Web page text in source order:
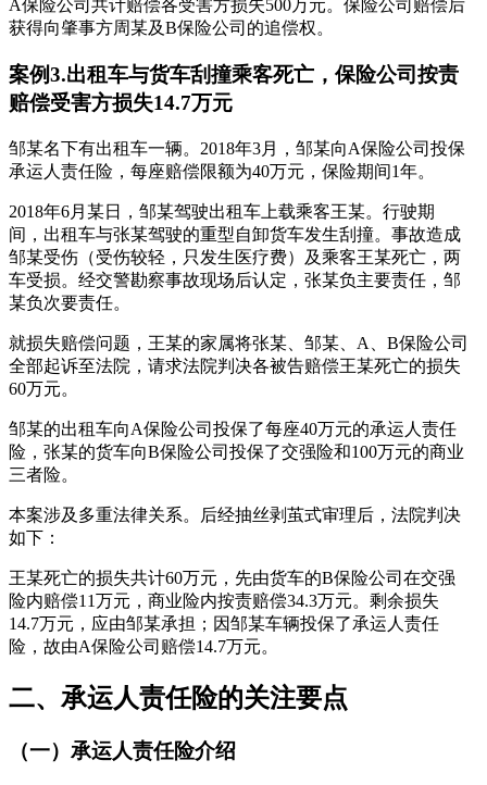
A保险公司共计赔偿各受害方损失500万元。保险公司赔偿后
获得向肇事方周某及B保险公司的追偿权。
案例3.出租车与货车刮撞乘客死亡，保险公司按责
赔偿受害方损失14.7万元
邹某名下有出租车一辆。2018年3月，邹某向A保险公司投保
承运人责任险，每座赔偿限额为40万元，保险期间1年。
2018年6月某日，邹某驾驶出租车上载乘客王某。行驶期
间，出租车与张某驾驶的重型自卸货车发生刮撞。事故造成
邹某受伤（受伤较轻，只发生医疗费）及乘客王某死亡，两
车受损。经交警勘察事故现场后认定，张某负主要责任，邹
某负次要责任。
就损失赔偿问题，王某的家属将张某、邹某、A、B保险公司
全部起诉至法院，请求法院判决各被告赔偿王某死亡的损失
60万元。
邹某的出租车向A保险公司投保了每座40万元的承运人责任
险，张某的货车向B保险公司投保了交强险和100万元的商业
三者险。
本案涉及多重法律关系。后经抽丝剥茧式审理后，法院判决
如下：
王某死亡的损失共计60万元，先由货车的B保险公司在交强
险内赔偿11万元，商业险内按责赔偿34.3万元。剩余损失
14.7万元，应由邹某承担；因邹某车辆投保了承运人责任
险，故由A保险公司赔偿14.7万元。
二、承运人责任险的关注要点
（一）承运人责任险介绍